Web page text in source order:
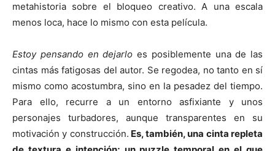
metahistoria sobre el bloqueo creativo. A una escala
menos loca, hace lo mismo con esta película.
Estoy pensando en dejarlo es posiblemente una de las
cintas más fatigosas del autor. Se regodea, no tanto en sí
mismo como acostumbra, sino en la pesadez del tiempo.
Para ello, recurre a un entorno asfixiante y unos
personajes turbadores, aunque transparentes en su
motivación y construcción. Es, también, una cinta repleta